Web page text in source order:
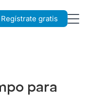
Regístrate gratis
para